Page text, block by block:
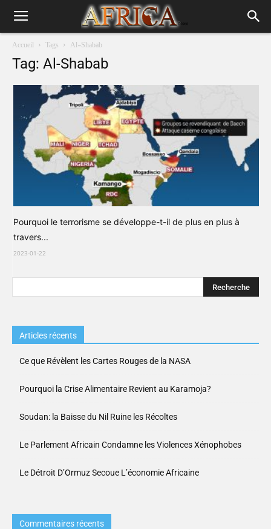
Accueil Tags Al-Shabab
Tag: Al-Shabab
Pourquoi le terrorisme se développe-t-il de plus en plus à
travers...
2023-01-22
Articles récents
Ce que Révèlent les Cartes Rouges de la NASA
Pourquoi la Crise Alimentaire Revient au Karamoja?
Soudan: la Baisse du Nil Ruine les Récoltes
Le Parlement Africain Condamne les Violences Xénophobes
Le Détroit D’Ormuz Secoue L’économie Africaine
Commentaires récents